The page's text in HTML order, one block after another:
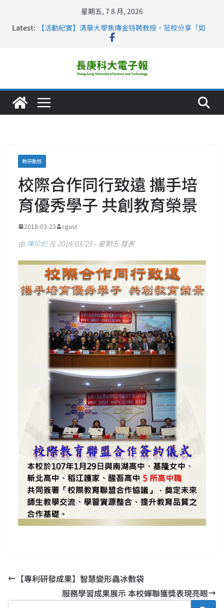
星期五, 7 8 月, 2026
Latest:
【活動紀實】清華大學焦傳金特聘教授，蒞校分享「如
長庚科大連四年穩居《遠見》醫學大學第5名 辦學實力再
深化永續醫療 長庚科大攜菲、印頂尖大學跨國合作
長庚科大護理系勇奪2026羅馬尼亞歐洲盃國際發明展雙
金牌暨雙特別獎 AI智慧照護與護理教育創新獲國際肯定
教研動態
校際合作同行致遠 攜手培
育優秀學子 共創教育榮景
2018-03-23 cgust
由陳玠妃在 2018/03/23 – 星期五 發表
【專利研發成果】智慧變形蟲冰敷袋
服務學習成果展示 本校蟬聯獲獎表現亮眼